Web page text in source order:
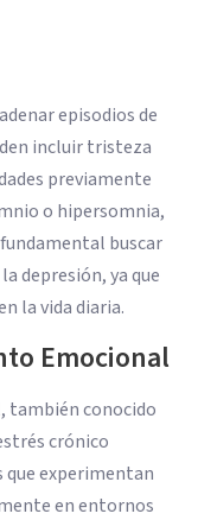
episodios de
incluir tristeza
previamente
o hipersomnia,
buscar
depresión, ya que
la vida diaria.
Emocional
también conocido
crónico
que experimentan
en entornos